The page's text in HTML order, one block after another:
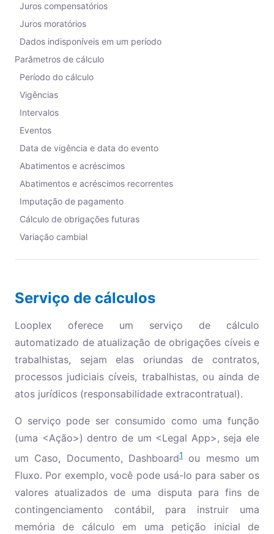
Serviço de cálculos
Looplex oferece um serviço de cálculo
automatizado de atualização de obrigações cíveis e
trabalhistas, sejam elas oriundas de contratos,
processos judiciais cíveis, trabalhistas, ou ainda de
atos jurídicos (responsabilidade extracontratual).
O serviço pode ser consumido como uma função
(uma <Ação>) dentro de um <Legal App>, seja ele
um Caso, Documento, Dashboard1
ou mesmo um
Fluxo. Por exemplo, você pode usá-lo para saber os
valores atualizados de uma disputa para fins de
contingenciamento contábil, para instruir uma
memória de cálculo em uma petição inicial de
Juros compensatórios
Juros moratórios
Dados indisponíveis em um período
Parâmetros de cálculo
Período do cálculo
Vigências
Intervalos
Eventos
Data de vigência e data do evento
Abatimentos e acréscimos
Abatimentos e acréscimos recorrentes
Imputação de pagamento
Cálculo de obrigações futuras
Variação cambial